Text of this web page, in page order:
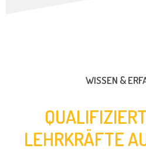
WISSEN &
LEHRKRÄFTE